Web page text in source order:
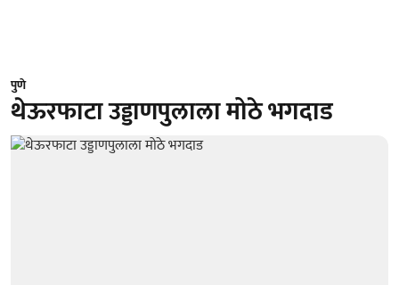
पुणे
थेऊरफाटा उड्डाणपुलाला मोठे भगदाड